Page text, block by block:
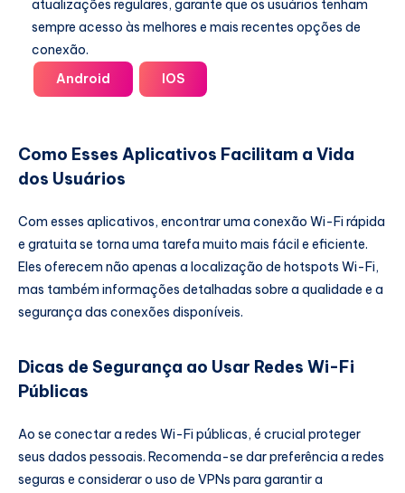
atualizações regulares, garante que os usuários tenham
sempre acesso às melhores e mais recentes opções de
conexão.
Android
IOS
Como Esses Aplicativos Facilitam a Vida
dos Usuários
Com esses aplicativos, encontrar uma conexão Wi-Fi rápida
e gratuita se torna uma tarefa muito mais fácil e eficiente.
Eles oferecem não apenas a localização de hotspots Wi-Fi,
mas também informações detalhadas sobre a qualidade e a
segurança das conexões disponíveis.
Dicas de Segurança ao Usar Redes Wi-Fi
Públicas
Ao se conectar a redes Wi-Fi públicas, é crucial proteger
seus dados pessoais. Recomenda-se dar preferência a redes
seguras e considerar o uso de VPNs para garantir a